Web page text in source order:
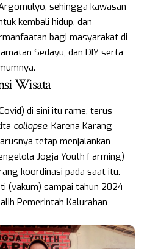
sehingga kawasan
kembali hidup, dan
bagi masyarakat di
Sedayu, dan DIY serta
Wisata
di sini itu rame, terus
collapse. Karena Karang
tetap menjalankan
Jogja Youth Farming)
koordinasi pada saat itu.
(vakum) sampai tahun 2024
Pemerintah Kalurahan